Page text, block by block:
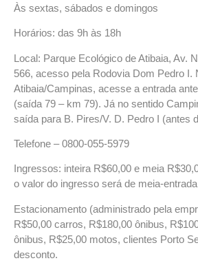
Às sextas, sábados e domingos
Horários: das 9h às 18h
Local: Parque Ecológico de Atibaia, Av.
566, acesso pela Rodovia Dom Pedro I.
Atibaia/Campinas, acesse a entrada
(saída 79 – km 79). Já no sentido
saída para B. Pires/V. D. Pedro I (antes
Telefone – 0800-055-5979
Ingressos: inteira R$60,00 e meia
o valor do ingresso será de meia-
Estacionamento (administrado pela
R$50,00 carros, R$180,00 ônibus,
ônibus, R$25,00 motos, clientes Porto
desconto.